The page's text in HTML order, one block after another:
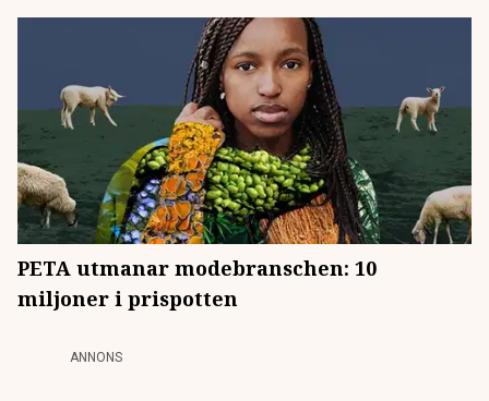
PETA utmanar modebranschen: 10
miljoner i prispotten
ANNONS